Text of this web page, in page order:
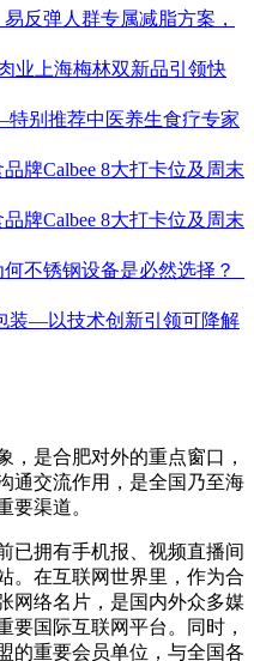
反弹人群专属减脂方案，
业上海梅林双新品引领快
别推荐中医养生食疗专家
牌Calbee 8大打卡位及周末
牌Calbee 8大打卡位及周末
不锈钢设备是必然选择？_
装—以技术创新引领可降解
，是合肥对外的重点窗口，
通交流作用，是全国乃至海
要渠道。
已拥有手机报、视频直播间
。在互联网世界里，作为合
网络名片，是国内外众多媒
要国际互联网平台。同时，
的重要会员单位，与全国各